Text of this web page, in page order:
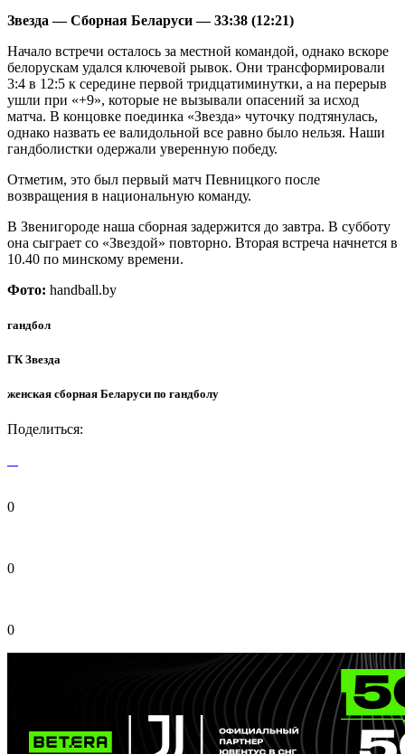
Звезда — Сборная Беларуси — 33:38 (12:21)
Начало встречи осталось за местной командой, однако вскоре
белорускам удался ключевой рывок. Они трансформировали
3:4 в 12:5 к середине первой тридцатиминутки, а на перерыв
ушли при «+9», которые не вызывали опасений за исход
матча. В концовке поединка «Звезда» чуточку подтянулась,
однако назвать ее валидольной все равно было нельзя. Наши
гандболистки одержали уверенную победу.
Отметим, это был первый матч Певницкого после
возвращения в национальную команду.
В Звенигороде наша сборная задержится до завтра. В субботу
она сыграет со «Звездой» повторно. Вторая встреча начнется в
10.40 по минскому времени.
Фото: handball.by
гандбол
ГК Звезда
женская сборная Беларуси по гандболу
Поделиться:
0
0
0